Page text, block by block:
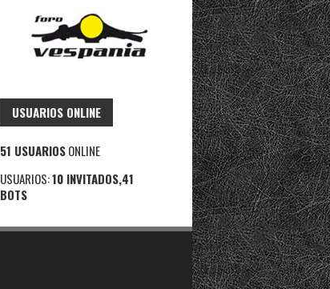
USUARIOS ONLINE
51 USUARIOSONLINE
USUARIOS:10 INVITADOS,41
BOTS